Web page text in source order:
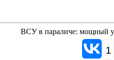
ВСУ в параличе: мощный
1